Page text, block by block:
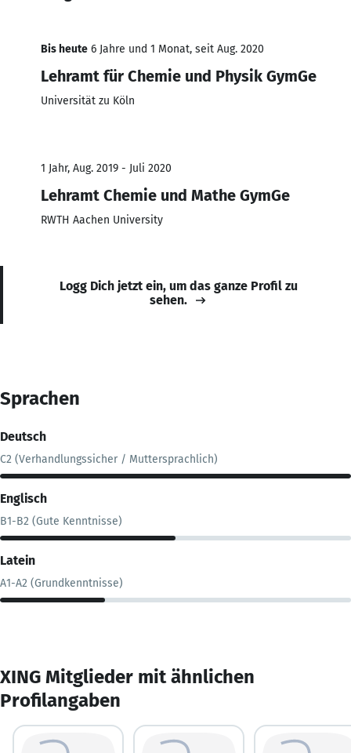
Bis heute 6 Jahre und 1 Monat, seit Aug. 2020
Lehramt für Chemie und Physik GymGe
Universität zu Köln
1 Jahr, Aug. 2019 - Juli 2020
Lehramt Chemie und Mathe GymGe
RWTH Aachen University
Logg Dich jetzt ein, um das ganze Profil zu
sehen.
Sprachen
Deutsch
C2 (Verhandlungssicher / Muttersprachlich)
Englisch
B1-B2 (Gute Kenntnisse)
Latein
A1-A2 (Grundkenntnisse)
XING Mitglieder mit ähnlichen
Profilangaben